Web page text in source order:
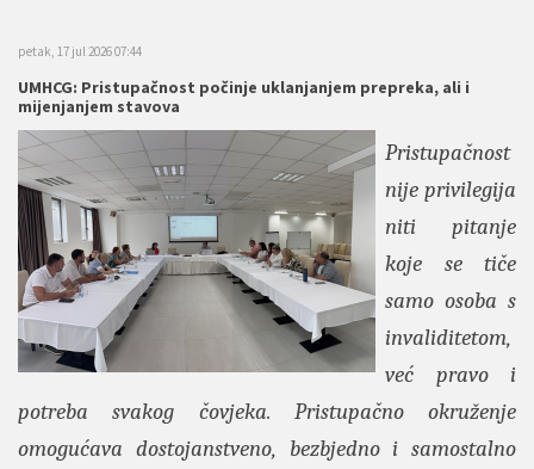
petak, 17 jul 2026 07:44
UMHCG: Pristupačnost počinje uklanjanjem prepreka, ali i
mijenjanjem stavova
Pristupačnost
nije privilegija
niti pitanje
koje se tiče
samo osoba s
invaliditetom,
već pravo i
potreba svakog čovjeka. Pristupačno okruženje
omogućava dostojanstveno, bezbjedno i samostalno